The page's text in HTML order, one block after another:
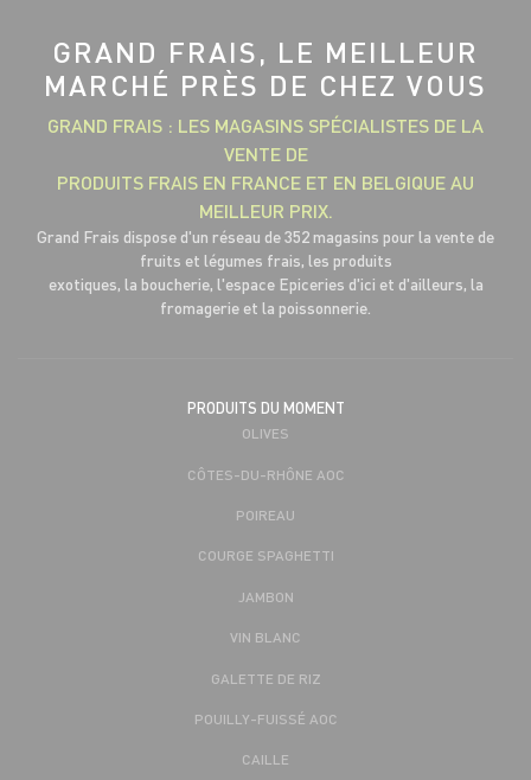
GRAND FRAIS, LE MEILLEUR
MARCHÉ PRÈS DE CHEZ VOUS
GRAND FRAIS : LES MAGASINS SPÉCIALISTES DE LA
VENTE DE
PRODUITS FRAIS EN FRANCE ET EN BELGIQUE AU
MEILLEUR PRIX.
Grand Frais dispose d'un réseau de 352 magasins pour la vente de
fruits et légumes frais, les produits
exotiques, la boucherie, l'espace Epiceries d'ici et d'ailleurs, la
fromagerie et la poissonnerie.
PRODUITS DU MOMENT
OLIVES
CÔTES-DU-RHÔNE AOC
POIREAU
COURGE SPAGHETTI
JAMBON
VIN BLANC
GALETTE DE RIZ
POUILLY-FUISSÉ AOC
CAILLE